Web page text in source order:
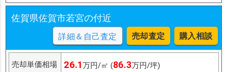
佐賀県佐賀市若宮の付近
詳細＆自己査定 売却査定 購入相談
売却単価相場 26.1万円/㎡ (86.3万円/坪)